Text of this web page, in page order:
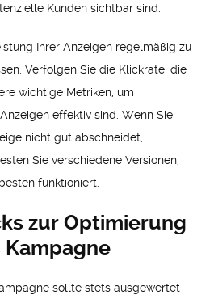
Kunden sichtbar sind.
Ihrer Anzeigen regelmäßig zu
Verfolgen Sie die Klickrate, die
wichtige Metriken, um
effektiv sind. Wenn Sie
nicht gut abschneidet,
Sie verschiedene Versionen,
funktioniert.
zur Optimierung
Kampagne
sollte stets ausgewertet